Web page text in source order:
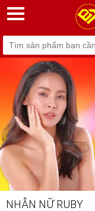
NHẪN NỮ RUBY